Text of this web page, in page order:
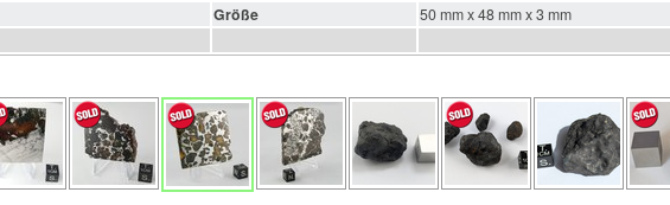
Größe 50 mm x 48 mm x 3 mm